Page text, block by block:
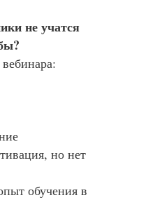
не учатся
но нет
обучения в